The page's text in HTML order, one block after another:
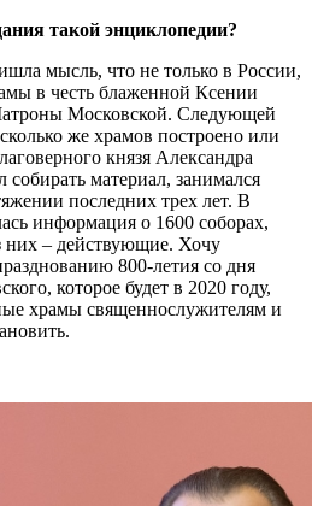
такой энциклопедии?
мысль, что не только в России,
в честь блаженной Ксении
Московской. Следующей
же храмов построено или
князя Александра
материал, занимался
последних трех лет. В
информация о 1600 соборах,
них – действующие. Хочу
800-летия со дня
которое будет в 2020 году,
храмы священнослужителям и